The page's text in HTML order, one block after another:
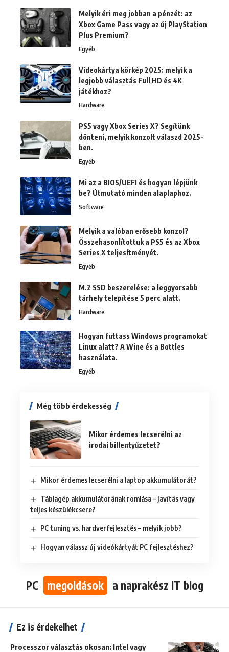
Melyik éri meg jobban a pénzét: az
Xbox Game Pass vagy az új PlayStation
Plus Premium?
Egyéb
Videokártya körkép 2025: melyik a
legjobb választás Full HD és 4K
játékhoz?
Hardware
PS5 vagy Xbox Series X? Segítünk
dönteni, melyik konzolt válaszd 2025-
ben.
Egyéb
Mi az a BIOS/UEFI és hogyan lépjünk
be? Útmutató minden alaplaphoz.
Software
Melyik a valóban erősebb konzol?
Összehasonlítottuk a PS5 és az Xbox
Series X teljesítményét.
Egyéb
M.2 SSD beszerelése: a leggyorsabb
tárhely telepítése 5 perc alatt.
Hardware
Hogyan futtass Windows programokat
Linux alatt? A Wine és a Bottles
használata.
Egyéb
Még több érdekesség
Mikor érdemes lecserélni az
irodai billentyűzetet?
Mikor érdemes lecserélni a laptop akkumulátorát?
Táblagép akkumulátorának romlása – javítás vagy
teljes készülékcsere?
PC tuning vs. hardverfejlesztés – melyik jobb?
Hogyan válassz új videókártyát PC fejlesztéshez?
PC megoldások a naprakész IT blog
Ez is érdekelhet
Processzor választás okosan: Intel vagy